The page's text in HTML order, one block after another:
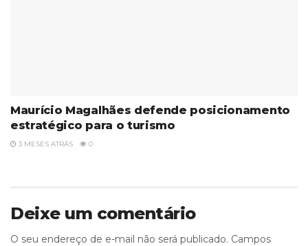
Maurício Magalhães defende posicionamento
estratégico para o turismo
3 MESES ATRÁS 0
Deixe um comentário
O seu endereço de e-mail não será publicado. Campos